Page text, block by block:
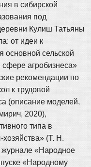
в сибирской
под
Кулиш Татьяны
от идеи к
основной сельской
сфере агробизнеса»
рекомендации по
к трудовой
(описание моделей,
2020),
типа в
(Т. Н.
«Народное
«Народному